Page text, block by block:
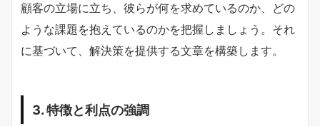
顧客の立場に立ち、彼らが何を求めているのか、どの
ような課題を抱えているのかを把握しましょう。それ
に基づいて、解決策を提供する文章を構築します。
3. 特徴と利点の強調